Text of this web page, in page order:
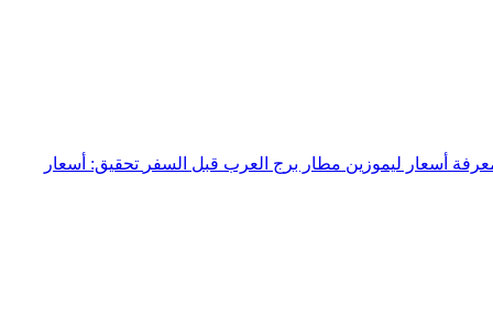
أسعار ليموزين مطار برج العرب قبل السفر تحقيق: أسعار